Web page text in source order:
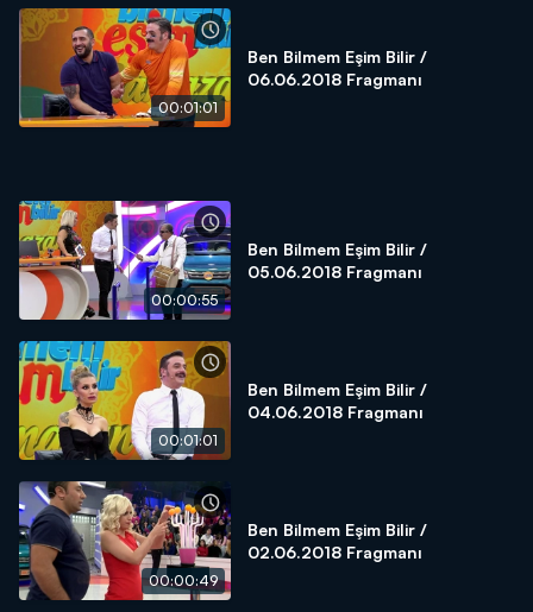
00:01:01
Ben Bilmem Eşim Bilir /
06.06.2018 Fragmanı
00:00:55
Ben Bilmem Eşim Bilir /
05.06.2018 Fragmanı
00:01:01
Ben Bilmem Eşim Bilir /
04.06.2018 Fragmanı
00:00:49
Ben Bilmem Eşim Bilir /
02.06.2018 Fragmanı